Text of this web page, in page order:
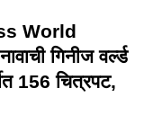
World
गिनीज वर्ल्ड
156 चित्रपट,